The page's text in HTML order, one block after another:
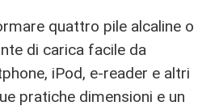
quattro pile alcaline o
di carica facile da
iPod, e-reader e altri
pratiche dimensioni e un